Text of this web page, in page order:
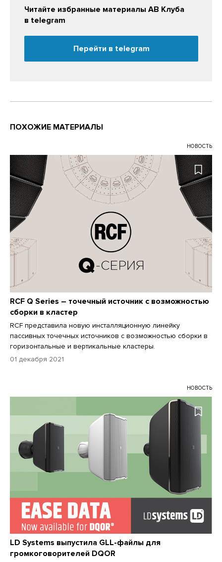
Читайте избранные материалы АВ Клуба
в telegram
Перейти в telegram
ПОХОЖИЕ МАТЕРИАЛЫ
НОВОСТЬ
RCF Q Series – точечный источник с возможностью
сборки в кластер
RCF представила новую инсталляционную линейку
пассивных точечных источников с возможностью сборки в
горизонтальные и вертикальные кластеры.
01 декабря 2021
НОВОСТЬ
LD Systems выпустила GLL-файлы для
громкоговорителей DQOR